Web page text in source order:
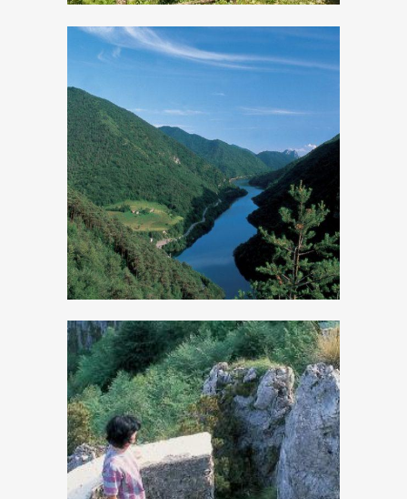
La diga di
Valvestino e l’area
Wilderness
Lungo il vecchio
confine austro-
ungarico